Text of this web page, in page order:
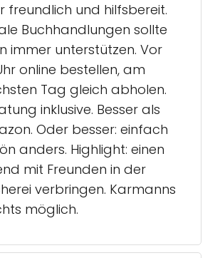
freundlich und hilfsbereit.
Buchhandlungen sollte
immer unterstützen. Vor
online bestellen, am
Tag gleich abholen.
inklusive. Besser als
Oder besser: einfach
anders. Highlight: einen
mit Freunden in der
verbringen. Karmanns
möglich.